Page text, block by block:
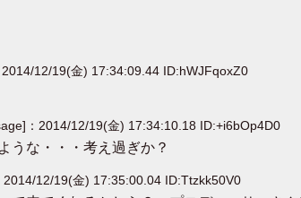
12/19(金) 17:34:09.44 ID:hWJFqoxZ0
：2014/12/19(金) 17:34:10.18 ID:+i6bOp4D0
うな・・・考え過ぎか？
2014/12/19(金) 17:35:00.04 ID:Ttzkk50V0